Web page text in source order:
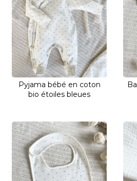
Pyjama bébé en coton
bio étoiles bleues